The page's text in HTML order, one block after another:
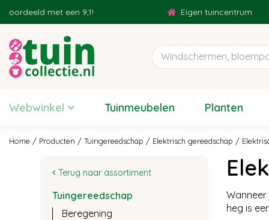
Home Producten Tuingereedschap Elektrisch gereedschap
een 9,1! Eigen tuincentrum
Webwinkel Tuinmeubelen Planten
heg is
Terug naar assortiment
Tuingereedschap
Beregening